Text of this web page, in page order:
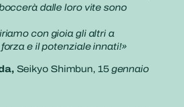
dalle loro vite sono
con gioia gli altri a
e il potenziale innati!»
Seikyo Shimbun, 15gennaio